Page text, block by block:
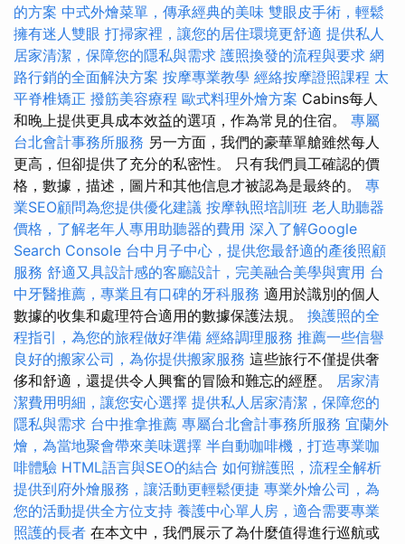
的方案 中式外燴菜單，傳承經典的美味 雙眼皮手術，輕鬆
擁有迷人雙眼 打掃家裡，讓您的居住環境更舒適 提供私人
居家清潔，保障您的隱私與需求 護照換發的流程與要求 網
路行銷的全面解決方案 按摩專業教學 經絡按摩證照課程 太
平脊椎矯正 撥筋美容療程 歐式料理外燴方案 Cabins每人
和晚上提供更具成本效益的選項，作為常見的住宿。 專屬
台北會計事務所服務 另一方面，我們的豪華單艙雖然每人
更高，但卻提供了充分的私密性。 只有我們員工確認的價
格，數據，描述，圖片和其他信息才被認為是最終的。 專
業SEO顧問為您提供優化建議 按摩執照培訓班 老人助聽器
價格，了解老年人專用助聽器的費用 深入了解Google
Search Console 台中月子中心，提供您最舒適的產後照顧
服務 舒適又具設計感的客廳設計，完美融合美學與實用 台
中牙醫推薦，專業且有口碑的牙科服務 適用於識別的個人
數據的收集和處理符合適用的數據保護法規。 換護照的全
程指引，為您的旅程做好準備 經絡調理服務 推薦一些信譽
良好的搬家公司，為你提供搬家服務 這些旅行不僅提供奢
侈和舒適，還提供令人興奮的冒險和難忘的經歷。 居家清
潔費用明細，讓您安心選擇 提供私人居家清潔，保障您的
隱私與需求 台中推拿推薦 專屬台北會計事務所服務 宜蘭外
燴，為當地聚會帶來美味選擇 半自動咖啡機，打造專業咖
啡體驗 HTML語言與SEO的結合 如何辦護照，流程全解析
提供到府外燴服務，讓活動更輕鬆便捷 專業外燴公司，為
您的活動提供全方位支持 養護中心單人房，適合需要專業
照護的長者 在本文中，我們展示了為什麼值得進行巡航或